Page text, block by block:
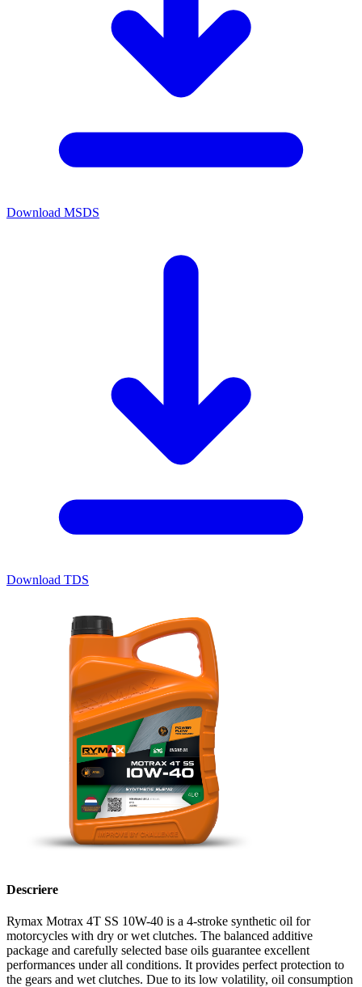
Download MSDS
Download TDS
Descriere
Rymax Motrax 4T SS 10W-40 is a 4-stroke synthetic oil for
motorcycles with dry or wet clutches. The balanced additive
package and carefully selected base oils guarantee excellent
performances under all conditions. It provides perfect protection to
the gears and wet clutches. Due to its low volatility, oil consumption